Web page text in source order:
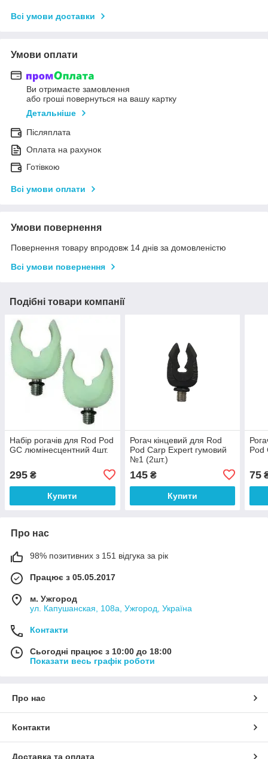
Всі умови доставки
Умови оплати
Ви отримаєте замовлення
або гроші повернуться на вашу картку
Детальніше
Післяплата
Оплата на рахунок
Готівкою
Всі умови оплати
Умови повернення
Повернення товару впродовж 14 днів за домовленістю
Всі умови повернення
Подібні товари компанії
Набір рогачів для Rod Pod
GC люмінесцентний 4шт.
295 ₴
Купити
Рогач кінцевий для Rod
Pod Carp Expert гумовий
№1 (2шт.)
145₴
Купити
Pod
75
Про нас
98% позитивних з 151 відгука за рік
Працює з 05.05.2017
м. Ужгород
ул. Капушанская, 108а, Ужгород, Україна
Контакти
Сьогодні працює з 10:00 до 18:00
Показати весь графік роботи
Про нас
Контакти
Доставка та оплата